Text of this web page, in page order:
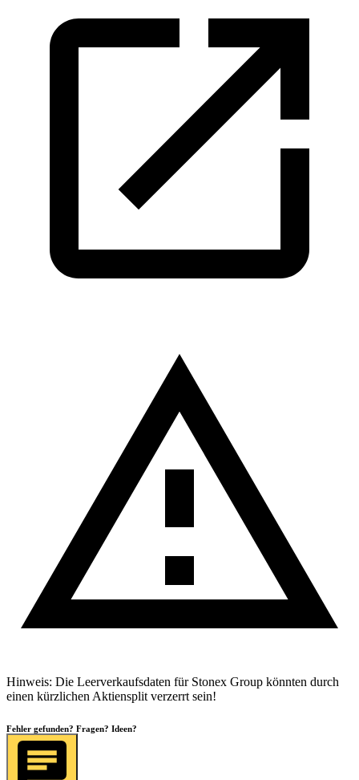
Hinweis: Die Leerverkaufsdaten für Stonex Group könnten durch
einen kürzlichen Aktiensplit verzerrt sein!
Fehler gefunden? Fragen? Ideen?